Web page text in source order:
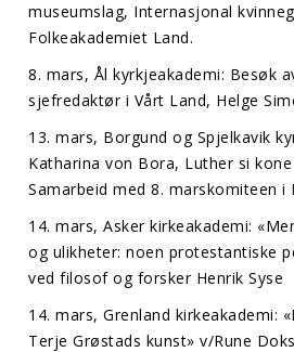
museumslag, Internasjonal
Folkeakademiet Land.
8. mars, Ål kyrkjeakademi: Besøk
sjefredaktør i Vårt Land, Helge
13. mars, Borgund og Spjelkavik
Katharina von Bora, Luther si
Samarbeid med 8. marskomiteen i
14. mars, Asker kirkeakademi:
og ulikheter: noen protestantiske
ved filosof og forsker Henrik Syse
14. mars, Grenland kirkeakademi:
Terje Grøstads kunst» v/Rune